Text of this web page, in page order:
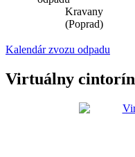
Kravany
(Poprad)
Kalendár zvozu odpadu
Virtuálny cintorín